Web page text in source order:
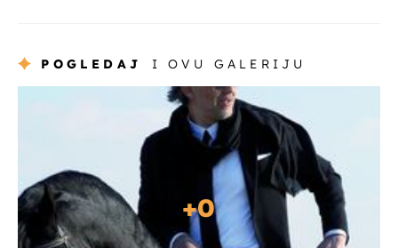
POGLEDAJ I OVU GALERIJU
+0